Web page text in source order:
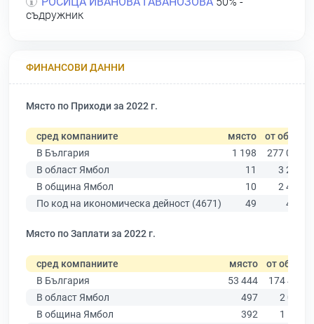
съдружник
ФИНАНСОВИ ДАННИ
Място по Приходи за 2022 г.
сред компаниите място от общо
В България
1 198
277 019
В област Ямбол
11
3 206
В община Ямбол
10
2 409
По код на икономическа дейност (4671)
49 413
Място по Заплати за 2022 г.
сред компаниите място от общо
В България
53 444
174 403
В област Ямбол
497
2 005
В община Ямбол
392 1 555